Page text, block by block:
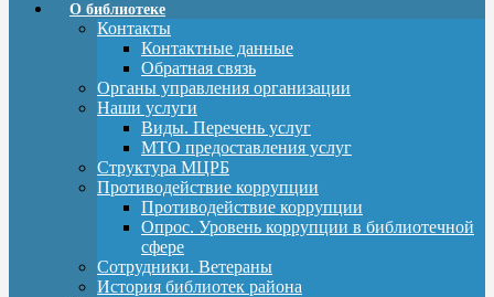
О библиотеке
Контакты
Контактные данные
Обратная связь
Органы управления организации
Наши услуги
Виды. Перечень услуг
МТО предоставления услуг
Структура МЦРБ
Противодействие коррупции
Противодействие коррупции
Опрос. Уровень коррупции в библиотечной
сфере
Сотрудники. Ветераны
История библиотек района